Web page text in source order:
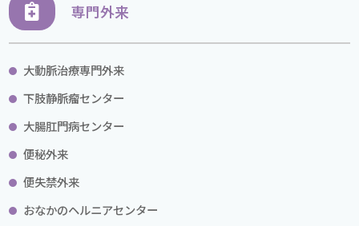
専門外来
大動脈治療専門外来
下肢静脈瘤センター
大腸肛門病センター
便秘外来
便失禁外来
おなかのヘルニアセンター